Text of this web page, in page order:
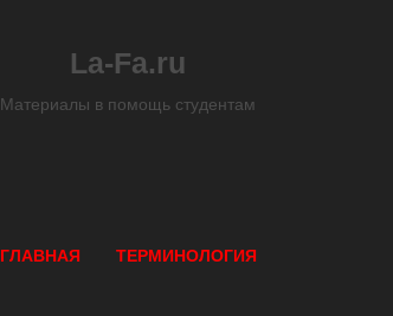
La-Fa.ru
Материалы в помощь студентам
ГЛАВНАЯ ТЕРМИНОЛОГИЯ